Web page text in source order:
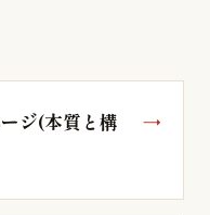
ジ(本質と構